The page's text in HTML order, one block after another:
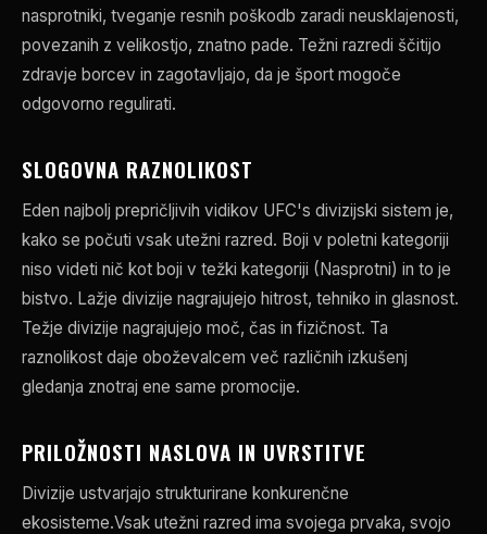
nasprotniki, tveganje resnih poškodb zaradi neusklajenosti,
povezanih z velikostjo, znatno pade. Težni razredi ščitijo
zdravje borcev in zagotavljajo, da je šport mogoče
odgovorno regulirati.
SLOGOVNA RAZNOLIKOST
Eden najbolj prepričljivih vidikov UFC's divizijski sistem je,
kako se počuti vsak utežni razred. Boji v poletni kategoriji
niso videti nič kot boji v težki kategoriji (Nasprotni) in to je
bistvo. Lažje divizije nagrajujejo hitrost, tehniko in glasnost.
Težje divizije nagrajujejo moč, čas in fizičnost. Ta
raznolikost daje oboževalcem več različnih izkušenj
gledanja znotraj ene same promocije.
PRILOŽNOSTI NASLOVA IN UVRSTITVE
Divizije ustvarjajo strukturirane konkurenčne
ekosisteme.Vsak utežni razred ima svojega prvaka, svojo